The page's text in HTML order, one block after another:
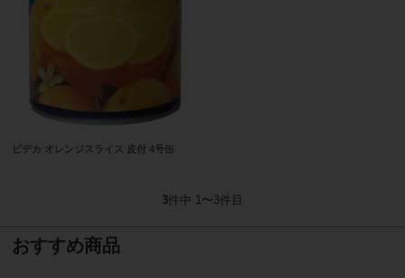
ビデカ オレンジスライス 皮付 4号缶
3件中 1〜3件目
おすすめ商品